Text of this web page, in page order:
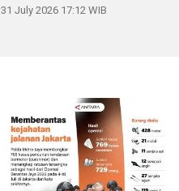
31 July 2026 17:12 WIB